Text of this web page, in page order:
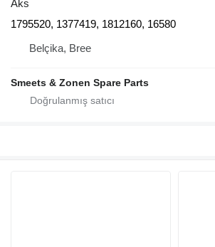
Aks
1795520, 1377419, 1812160, 16580
Belçika, Bree
Smeets & Zonen Spare Parts